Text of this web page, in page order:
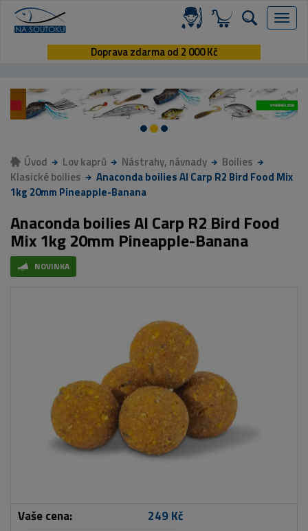
Menu
Doprava zdarma od 2 000 Kč
Úvod Lov kaprů Nástrahy, návnady
Boilies
Klasické boilies
Anaconda boilies AI Carp R2 Bird Food Mix
1kg 20mm Pineapple-Banana
Anaconda boilies AI Carp R2 Bird Food
Mix 1kg 20mm Pineapple-Banana
NOVINKA
Vaše cena:
249 Kč